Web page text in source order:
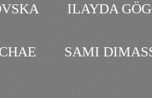
ILAYDA
SAMI